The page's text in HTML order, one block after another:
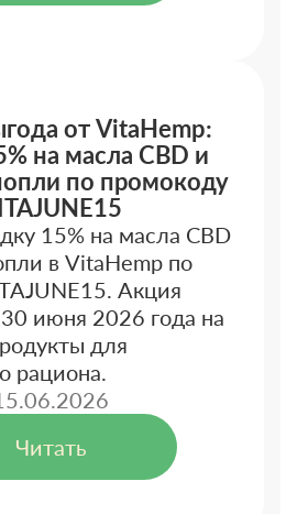
от VitaHemp:
на масла CBD и
по промокоду
15% на масла CBD
в VitaHemp по
Акция
июня 2026 года на
для
рациона.
Читать